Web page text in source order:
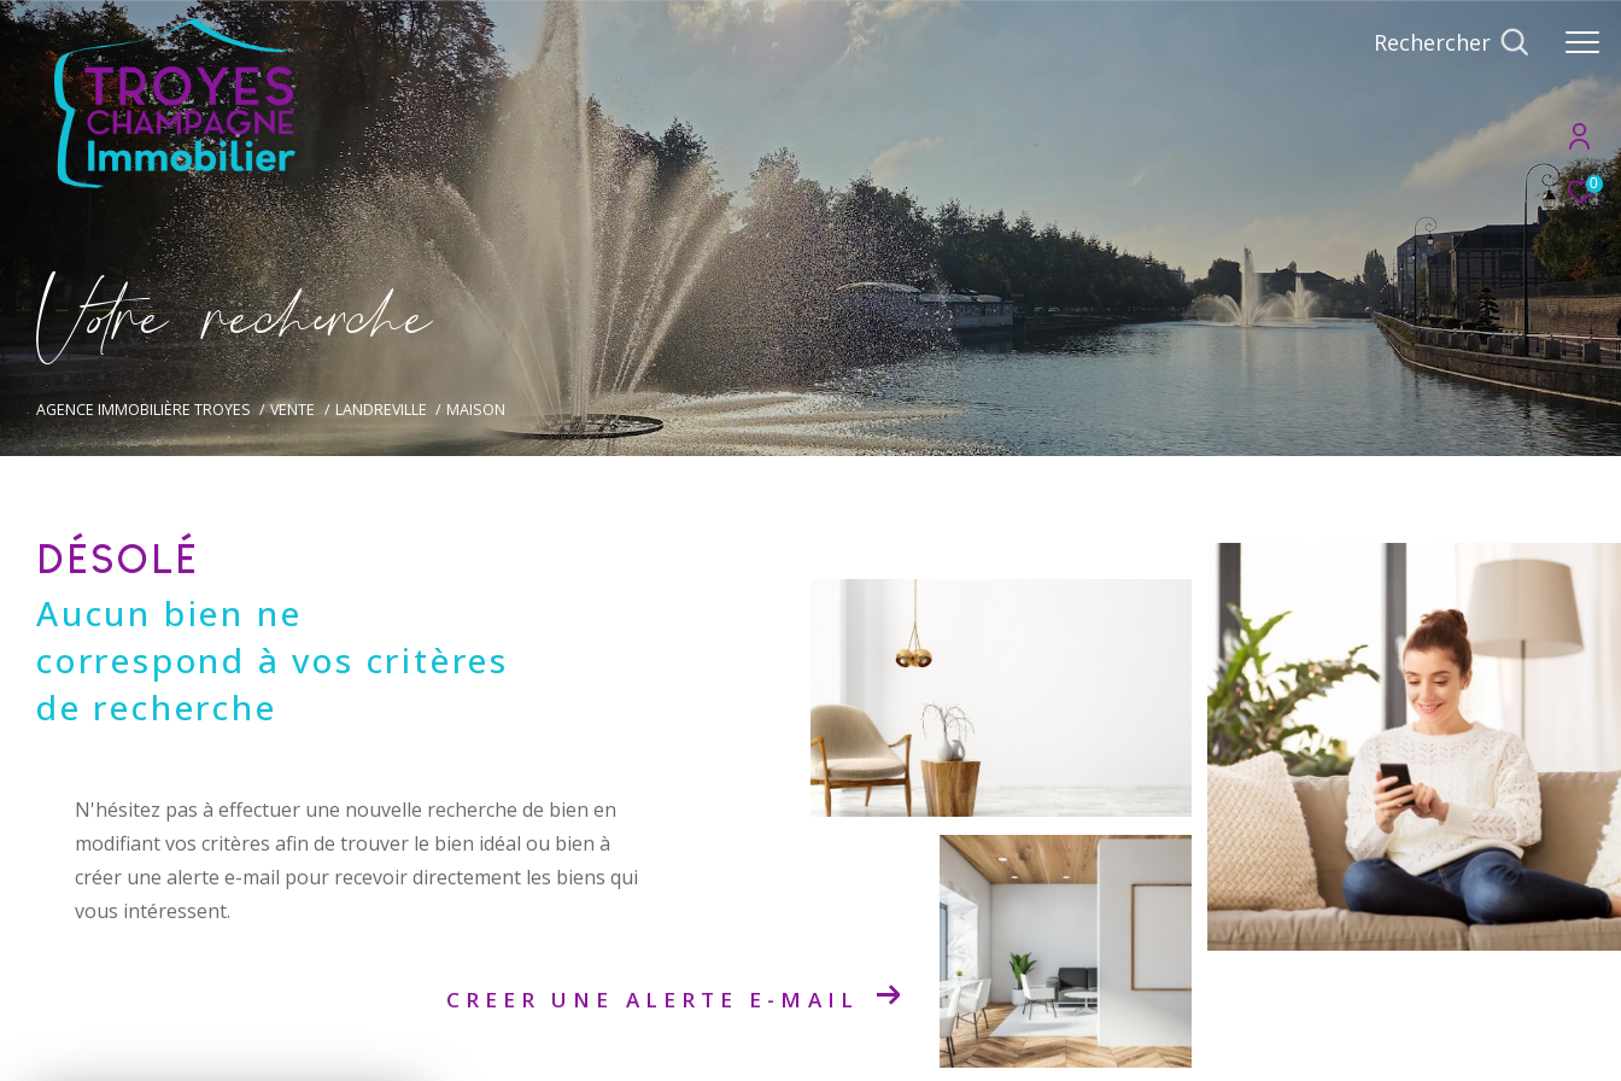
0
Rechercher
Vore recece
AGENCE IMMOBILIÈRE TROYES VENTE LANDREVILLE MAISON
DÉSOLÉ
Aucun bien ne
correspond à vos critères
de recherche
N'hésitez pas à effectuer une nouvelle recherche de bien en
modifiant vos critères afin de trouver le bien idéal ou bien à
créer une alerte e-mail pour recevoir directement les biens qui
vous intéressent.
CREER UNE ALERTE E-MAIL